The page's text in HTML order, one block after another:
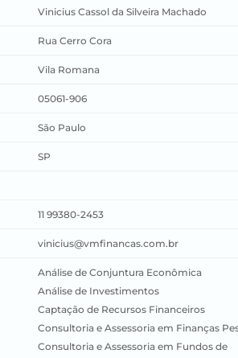
Vinicius Cassol da Silveira Machado
Rua Cerro Cora
Vila Romana
05061-906
São Paulo
SP
11 99380-2453
vinicius@vmfinancas.com.br
Análise de Conjuntura Econômica
Análise de Investimentos
Captação de Recursos Financeiros
Consultoria e Assessoria em Finanças
Consultoria e Assessoria em Fundos de